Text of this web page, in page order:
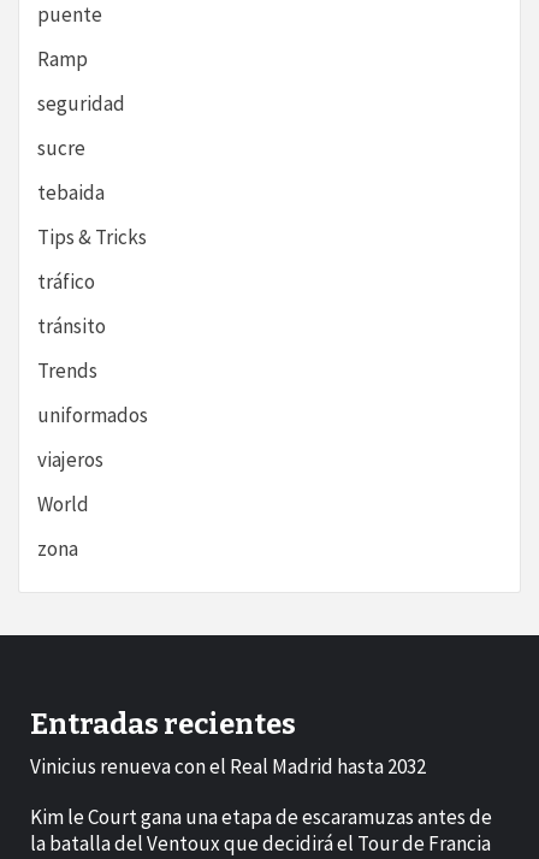
puente
Ramp
seguridad
sucre
tebaida
Tips & Tricks
tráfico
tránsito
Trends
uniformados
viajeros
World
zona
Entradas recientes
Vinicius renueva con el Real Madrid hasta 2032
Kim le Court gana una etapa de escaramuzas antes de
la batalla del Ventoux que decidirá el Tour de Francia